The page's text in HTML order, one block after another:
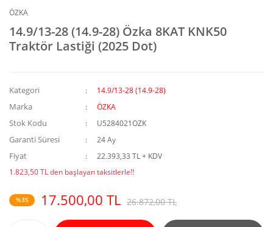
ÖZKA
14.9/13-28 (14.9-28) Özka 8KAT KNK50
Traktör Lastiği (2025 Dot)
Kategori 14.9/13-28 (14.9-28)
Marka ÖZKA
Stok Kodu U5284021OZK
Garanti Süresi 24 Ay
Fiyat
22.393,33 TL + KDV
1.823,50 TL den başlayan taksitlerle!!
%35 17.500,00 TL 26.872,00 TL